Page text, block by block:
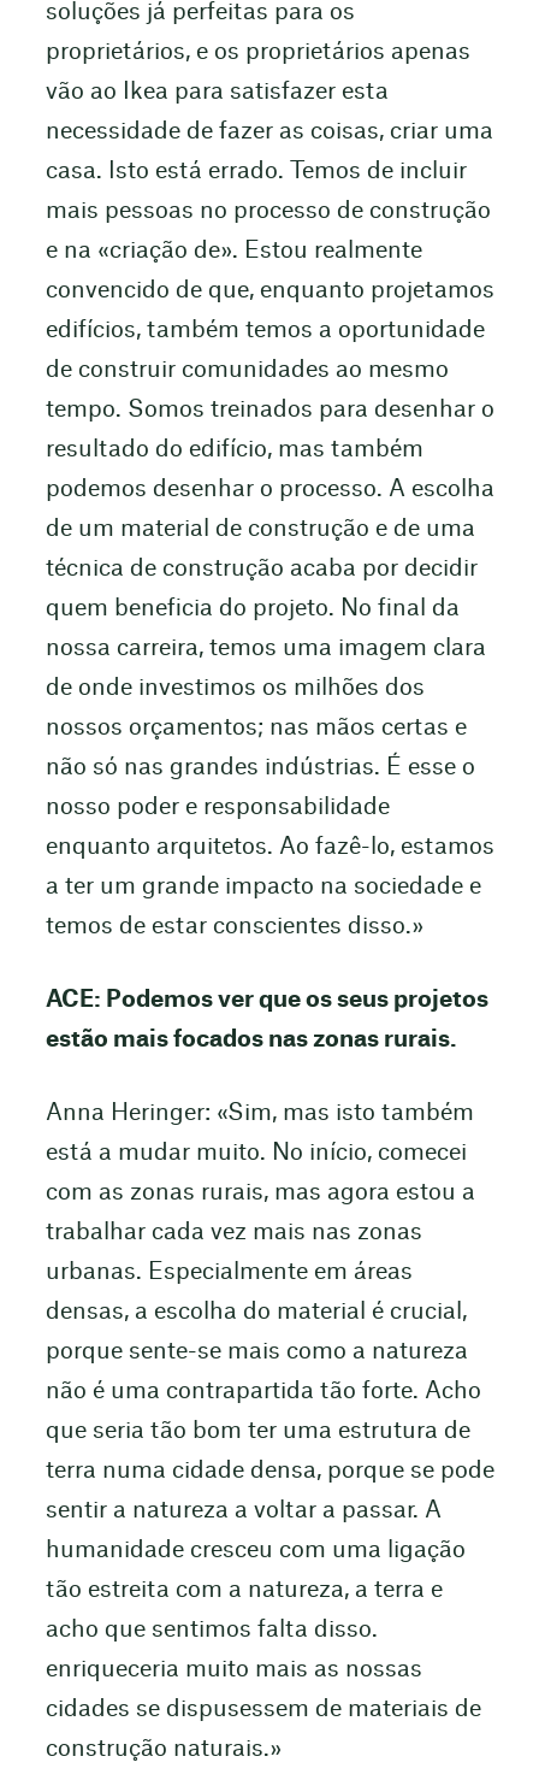
soluções já perfeitas para os
proprietários, e os proprietários apenas
vão ao Ikea para satisfazer esta
necessidade de fazer as coisas, criar uma
casa. Isto está errado. Temos de incluir
mais pessoas no processo de construção
e na «criação de». Estou realmente
convencido de que, enquanto projetamos
edifícios, também temos a oportunidade
de construir comunidades ao mesmo
tempo. Somos treinados para desenhar o
resultado do edifício, mas também
podemos desenhar o processo. A escolha
de um material de construção e de uma
técnica de construção acaba por decidir
quem beneficia do projeto. No final da
nossa carreira, temos uma imagem clara
de onde investimos os milhões dos
nossos orçamentos; nas mãos certas e
não só nas grandes indústrias. É esse o
nosso poder e responsabilidade
enquanto arquitetos. Ao fazê-lo, estamos
a ter um grande impacto na sociedade e
temos de estar conscientes disso.»
ACE: Podemos ver que os seus projetos
estão mais focados nas zonas rurais.
Anna Heringer: «Sim, mas isto também
está a mudar muito. No início, comecei
com as zonas rurais, mas agora estou a
trabalhar cada vez mais nas zonas
urbanas. Especialmente em áreas
densas, a escolha do material é crucial,
porque sente-se mais como a natureza
não é uma contrapartida tão forte. Acho
que seria tão bom ter uma estrutura de
terra numa cidade densa, porque se pode
sentir a natureza a voltar a passar. A
humanidade cresceu com uma ligação
tão estreita com a natureza, a terra e
acho que sentimos falta disso.
enriqueceria muito mais as nossas
cidades se dispusessem de materiais de
construção naturais.»